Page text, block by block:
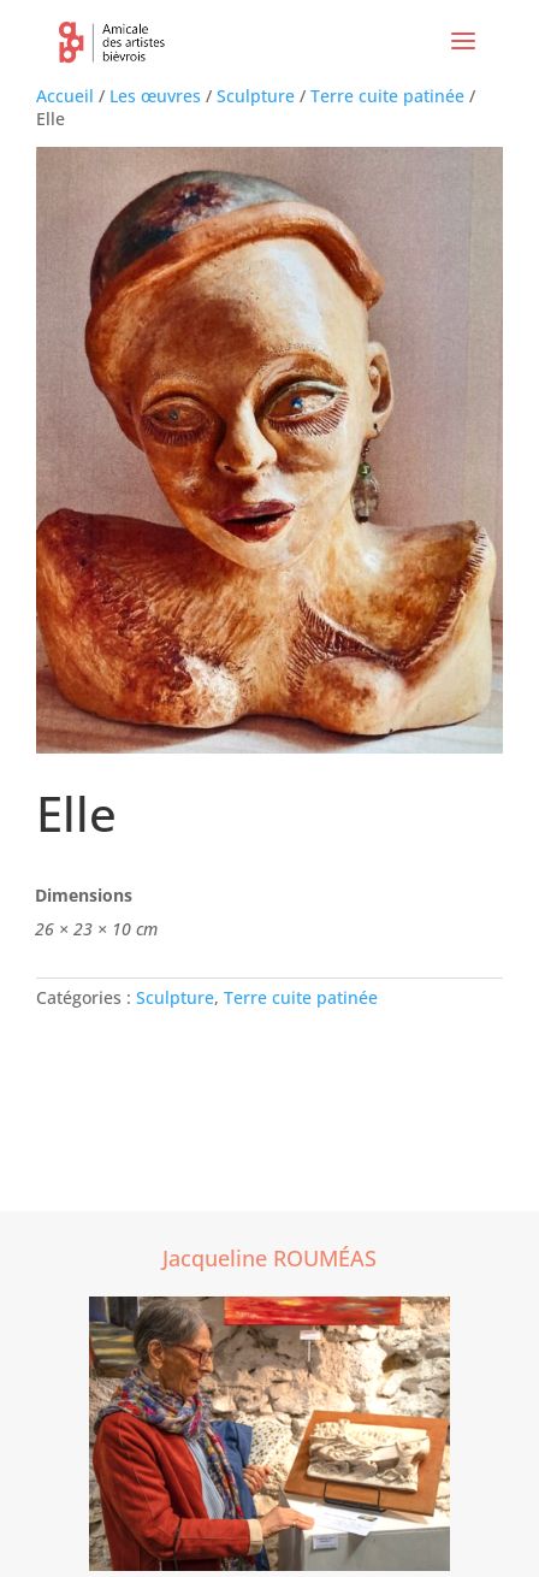
Accueil / Les œuvres / Sculpture / Terre cuite patinée /
Elle
Elle
Dimensions
26 × 23 × 10 cm
Catégories : Sculpture, Terre cuite patinée
Jacqueline ROUMÉAS